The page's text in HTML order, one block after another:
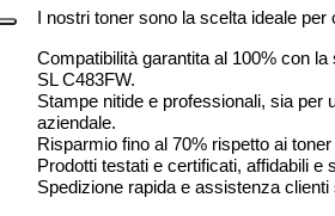
I nostri toner sono la scelta ideale per
Compatibilità garantita al 100% con
SL C483FW.
Stampe nitide e professionali, sia per
aziendale.
Risparmio fino al 70% rispetto ai toner
Prodotti testati e certificati, affidabili e
Spedizione rapida e assistenza